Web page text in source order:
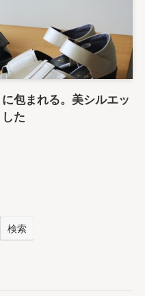
包まれる。美シルエッ
た
検索